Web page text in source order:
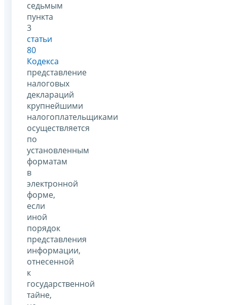
седьмым
пункта
3
статьи
80
Кодекса
представление
налоговых
деклараций
крупнейшими
налогоплательщиками
осуществляется
по
установленным
форматам
в
электронной
форме,
если
иной
порядок
представления
информации,
отнесенной
к
государственной
тайне,